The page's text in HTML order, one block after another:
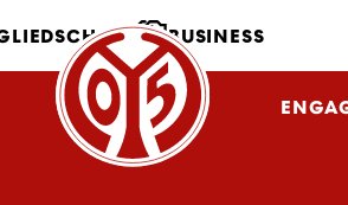
BUSINESS
NLZ FANS